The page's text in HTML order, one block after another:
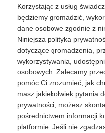
Korzystając z usług
będziemy gromadzić,
dane osobowe zgodnie z
Niniejsza polityka
dotyczące gromadzenia,
wykorzystywania,
osobowych. Zalecamy
pomóc Ci zrozumieć, jak
masz jakiekolwiek pytania
prywatności, możesz
pośrednictwem informacji
platformie. Jeśli nie